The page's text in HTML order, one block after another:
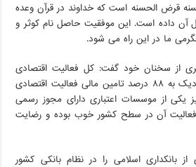
قرض الحسنه است که خداوند در قرآن وعده
در مقابل آن داده است. این موفقیت حاصل نام کوثر و
ما در این راه می شود.
از سخنان خود گفت: کل فعالیت اقتصادی
کشور بانک محور بوده و نزدیک به ۸۸ درصد تامین مالی فعالیت اقتصادی
یکی از موسسات اعتباری دارای مجوز رسمی
فعالیت آن در سطح کشور خوب بوده و رضایت
بانکداری اسلامی را در نظام بانکی کشور